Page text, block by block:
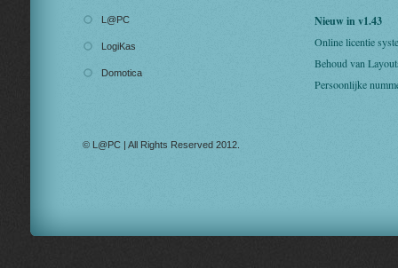
L@PC
LogiKas
Domotica
Nieuw in v1.43
Online licentie
Behoud van
Persoonlijke
© L@PC | All Rights Reserved 2012.